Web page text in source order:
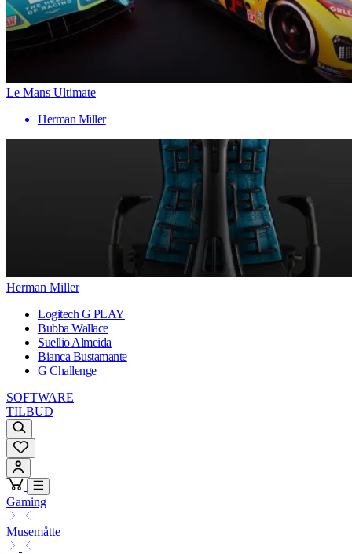
Le Mans Ultimate
Herman Miller
Herman Miller
Logitech G PLAY
Bubba Wallace
Suellio Almeida
Bianca Bustamante
G Challenge
SOFTWARE
TILBUD
Gaming
Musemåtte